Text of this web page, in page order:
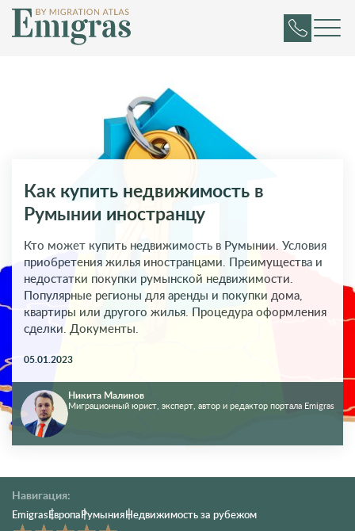
Как купить недвижимость в
Румынии иностранцу
Кто может купить недвижимость в Румынии. Условия
приобретения жилья иностранцами. Преимущества и
недостатки покупки румынской недвижимости.
Популярные регионы для аренды и покупки дома,
квартиры или другого жилья. Процедура оформления
сделки. Документы.
05.01.2023
Никита Малинов
Миграционный юрист, эксперт, автор и редактор портала Emigras
Навигация:
EmigrasЕвропа Румыния Недвижимость за рубежом